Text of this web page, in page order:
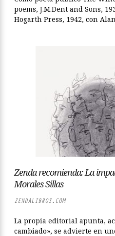
poems, J.M.Dent and Sons,
Hogarth Press, 1942, con
Zenda recomienda: La
Morales Sillas
ZENDALIBROS.COM
La propia editorial apunta,
cambiado», se advierte en